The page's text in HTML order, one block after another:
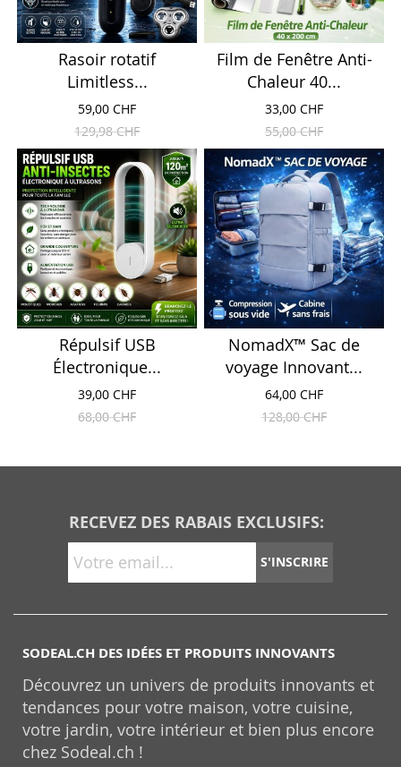
Rasoir rotatif
Limitless...
59,00 CHF
129,98 CHF
Film de Fenêtre Anti-
Chaleur 40...
33,00 CHF
55,00 CHF
Répulsif USB
Électronique...
39,00 CHF
68,00 CHF
NomadX™ Sac de
voyage Innovant...
64,00 CHF
128,00 CHF
RECEVEZ DES RABAIS EXCLUSIFS:
S'INSCRIRE
SODEAL.CH DES IDÉES ET PRODUITS INNOVANTS
Découvrez un univers de produits innovants et
tendances pour votre maison, votre cuisine,
votre jardin, votre intérieur et bien plus encore
chez Sodeal.ch !